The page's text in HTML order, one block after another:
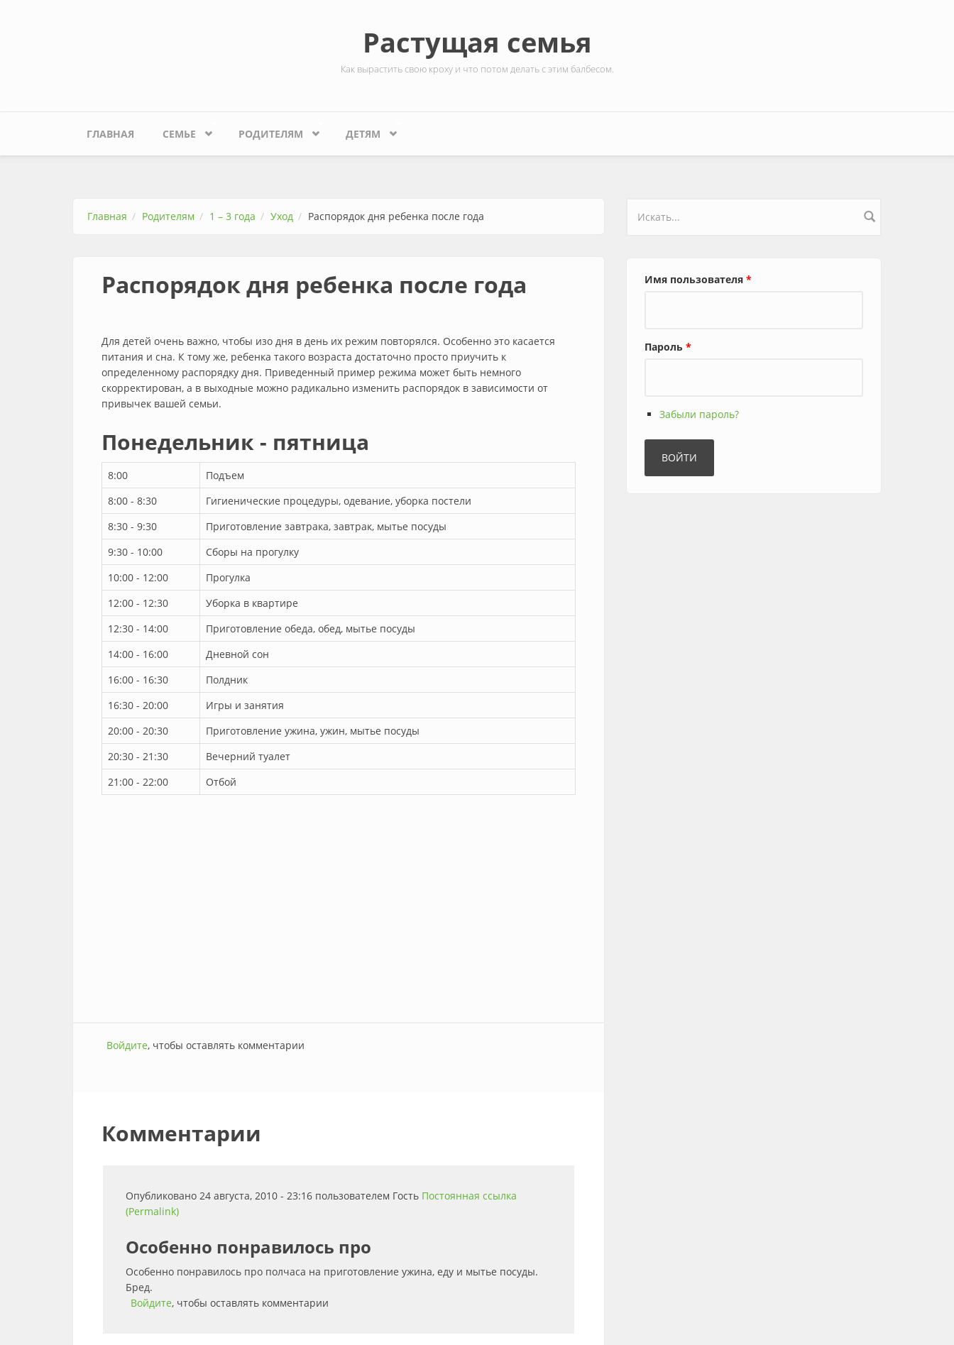
Растущая семья
Как вырастить свою кроху и что потом делать с этим балбесом.
ГЛАВНАЯ СЕМЬЕ РОДИТЕЛЯМ ДЕТЯМ
Главная Родителям 1 – 3 года Уход Распорядок дня ребенка после года
Распорядок дня ребенка после года
Для детей очень важно, чтобы изо дня в день их режим повторялся. Особенно это касается
питания и сна. К тому же, ребенка такого возраста достаточно просто приучить к
определенному распорядку дня. Приведенный пример режима может быть немного
скорректирован, а в выходные можно радикально изменить распорядок в зависимости от
привычек вашей семьи.
Понедельник - пятница
8:00
Подъем
8:00 - 8:30
Гигиенические процедуры, одевание, уборка постели
8:30 - 9:30
Приготовление завтрака, завтрак, мытье посуды
9:30 - 10:00
Сборы на прогулку
10:00 - 12:00
Прогулка
12:00 - 12:30
Уборка в квартире
12:30 - 14:00
Приготовление обеда, обед, мытье посуды
14:00 - 16:00
Дневной сон
16:00 - 16:30
Полдник
16:30 - 20:00
Игры и занятия
20:00 - 20:30
Приготовление ужина, ужин, мытье посуды
20:30 - 21:30
Вечерний туалет
21:00 - 22:00
Отбой
Войдите, чтобы оставлять комментарии
Комментарии
Опубликовано 24 августа, 2010 - 23:16 пользователем Гость Постоянная ссылка
(Permalink)
Особенно понравилось про
Особенно понравилось про полчаса на приготовление ужина, еду и мытье посуды.
Бред.
Войдите, чтобы оставлять комментарии
Форма поиска
Имя пользователя *
Пароль *
Забыли пароль?